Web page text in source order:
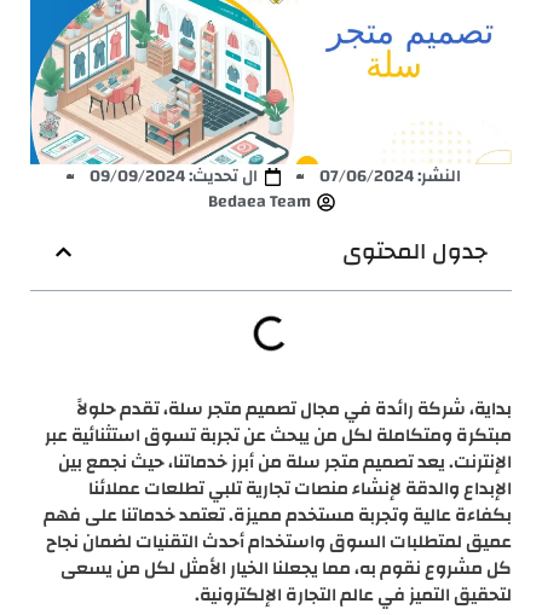
النشر:07/06/2024
ال تحديث: 09/09/2024
Bedaea Team
جدول المحتوى
بداية، شركة رائدة في مجال تصميم متجر سلة، تقدم حلولاً
مبتكرة ومتكاملة لكل من يبحث عن تجربة تسوق استثنائية عبر
الإنترنت. يعد تصميم متجر سلة من أبرز خدماتنا، حيث نجمع بين
الإبداع والدقة لإنشاء منصات تجارية تلبي تطلعات عملائنا
بكفاءة عالية وتجربة مستخدم مميزة. تعتمد خدماتنا على فهم
عميق لمتطلبات السوق واستخدام أحدث التقنيات لضمان نجاح
كل مشروع نقوم به، مما يجعلنا الخيار الأمثل لكل من يسعى
لتحقيق التميز في عالم التجارة الإلكترونية.